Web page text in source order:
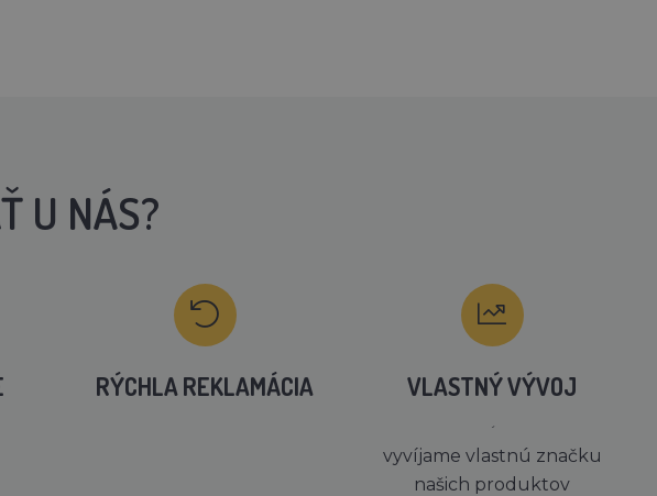
U NÁS?
RÝCHLA REKLAMÁCIA VLASTNÝ VÝVOJ
´
vyvíjame vlastnú značku
našich produktov